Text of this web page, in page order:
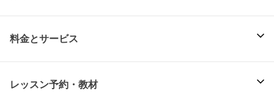
料金とサービス
レッスン予約・教材